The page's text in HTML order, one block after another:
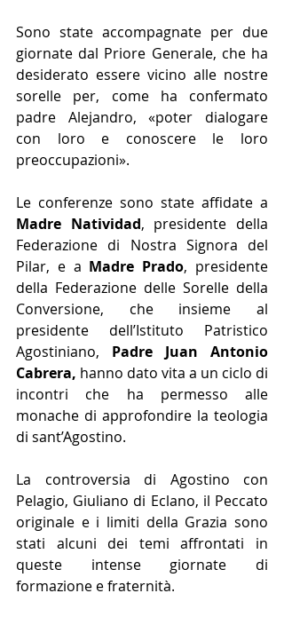
Sono state accompagnate per due
giornate dal Priore Generale, che ha
desiderato essere vicino alle nostre
sorelle per, come ha confermato
padre Alejandro, «poter dialogare
con loro e conoscere le loro
preoccupazioni».
Madre Natividad, presidente della
Federazione di Nostra Signora del
Pilar, e a Madre Prado, presidente
della Federazione delle Sorelle della
Conversione, che insieme al
presidente dell’Istituto Patristico
Agostiniano, Padre Juan Antonio
Cabrera, hanno dato vita a un ciclo di
incontri che ha permesso alle
monache di approfondire la teologia
di sant’Agostino.
La controversia di Agostino con
Pelagio, Giuliano di Eclano, il Peccato
originale e i limiti della Grazia sono
stati alcuni dei temi affrontati in
queste intense giornate di
formazione e fraternità.